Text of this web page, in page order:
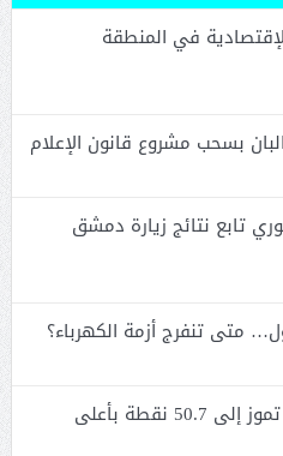
في المنطقة
بسحب مشروع قانون الإعلام
تابع نتائج زيارة دمشق
متى تنفرج أزمة الكهرباء؟
إرتفاع مؤشر BLOM PMI في تموز إلى 50.7 نقطة بأعلى